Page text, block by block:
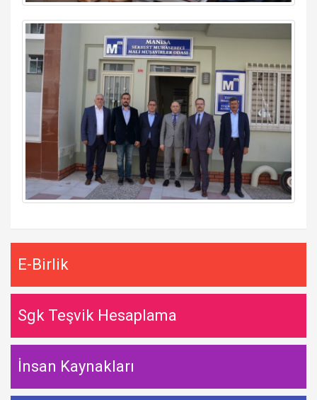
E-Birlik
Sgk Teşvik Hesaplama
İnsan Kaynakları